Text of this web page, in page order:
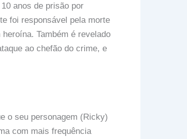
anos de prisão por
foi responsável pela morte
Também é revelado
ao chefão do crime, e
o seu personagem (Ricky)
com mais frequência